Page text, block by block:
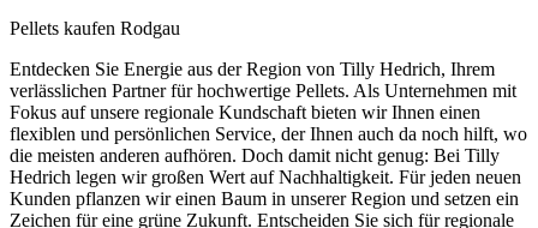
Pellets kaufen Rodgau
Entdecken Sie Energie aus der Region von Tilly Hedrich, Ihrem
verlässlichen Partner für hochwertige Pellets. Als Unternehmen mit
Fokus auf unsere regionale Kundschaft bieten wir Ihnen einen
flexiblen und persönlichen Service, der Ihnen auch da noch hilft, wo
die meisten anderen aufhören. Doch damit nicht genug: Bei Tilly
Hedrich legen wir großen Wert auf Nachhaltigkeit. Für jeden neuen
Kunden pflanzen wir einen Baum in unserer Region und setzen ein
Zeichen für eine grüne Zukunft. Entscheiden Sie sich für regionale